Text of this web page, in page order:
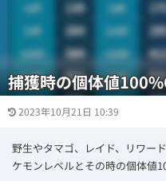
捕獲時の個体値
2023年10月21日 10:39
野生やタマゴ、レイド、リワー
ケモンレベルとその時の個体値